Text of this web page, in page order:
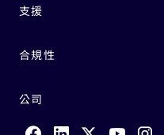
支援
合規性
公司